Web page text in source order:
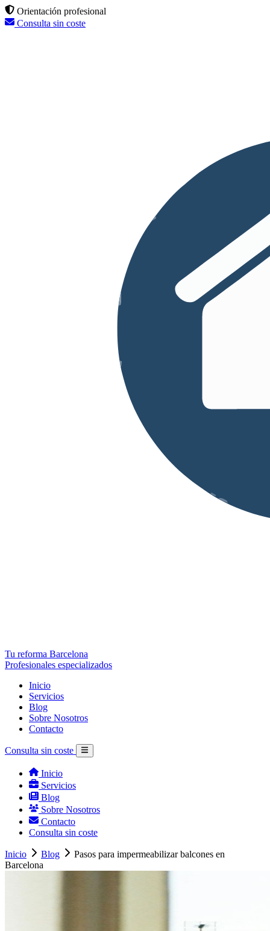
Orientación profesional
Consulta sin coste
Tu reforma Barcelona
Profesionales especializados
Inicio
Servicios
Blog
Sobre Nosotros
Contacto
Consulta sin coste
Inicio
Servicios
Blog
Sobre Nosotros
Contacto
Consulta sin coste
Inicio Blog
Pasos para impermeabilizar balcones en
Barcelona